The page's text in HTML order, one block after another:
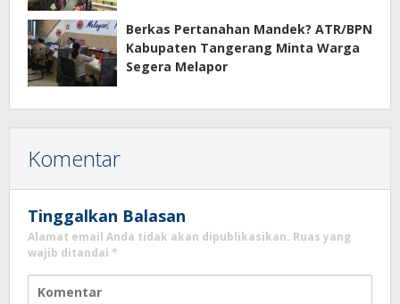
Berkas Pertanahan Mandek? ATR/BPN
Kabupaten Tangerang Minta Warga
Segera Melapor
Komentar
Tinggalkan Balasan
Alamat email Anda tidak akan dipublikasikan. Ruas yang
wajib ditandai *